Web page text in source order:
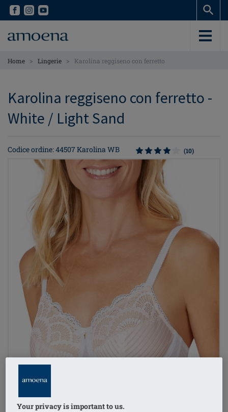
Skip
content
Skip
content
Home > Lingerie > Karolina reggiseno con ferretto
Karolina reggiseno con ferretto -
White / Light Sand
Codice ordine: 44507 Karolina WB (10)
Your privacy is important to us.